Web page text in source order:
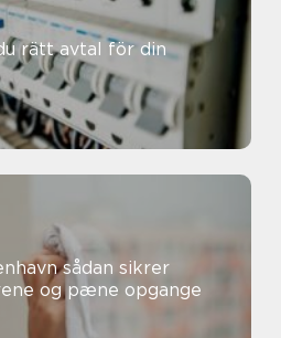
sikrer
og pæne opgange